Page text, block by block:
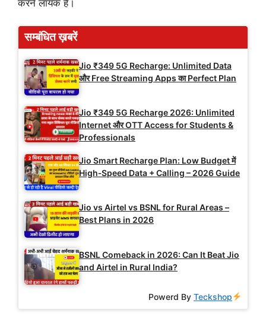
करने लायक है।
सम्बंधित ख़बरें
Jio ₹349 5G Recharge: Unlimited Data
और Free Streaming Apps का Perfect Plan
Jio ₹349 5G Recharge 2026: Unlimited
Internet और OTT Access for Students &
Professionals
Jio Smart Recharge Plan: Low Budget में
High‑Speed Data + Calling – 2026 Guide
Jio vs Airtel vs BSNL for Rural Areas –
Best Plans in 2026
BSNL Comeback in 2026: Can It Beat Jio
and Airtel in Rural India?
Powerd ByTeckshop